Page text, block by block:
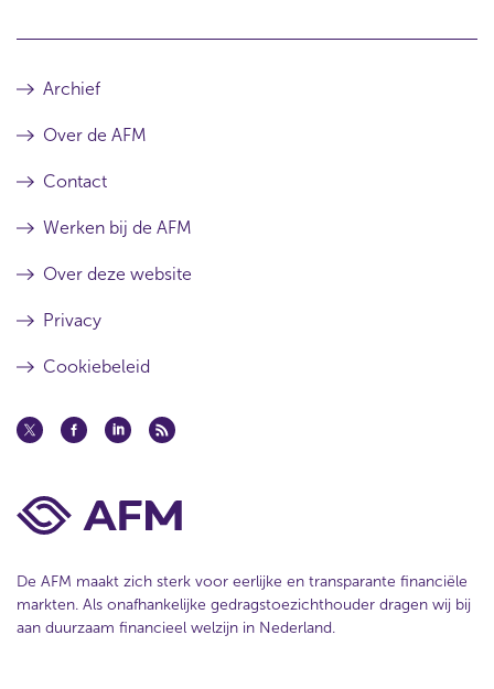
Archief
Over de AFM
Contact
Werken bij de AFM
Over deze website
Privacy
Cookiebeleid
De AFM maakt zich sterk voor eerlijke en transparante financiële
markten. Als onafhankelijke gedragstoezichthouder dragen wij bij
aan duurzaam financieel welzijn in Nederland.